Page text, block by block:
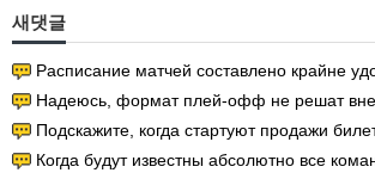
새댓글
Расписание матчей составлено крайне удобно для
Надеюсь, формат плей-офф не решат внезапно
Подскажите, когда стартуют продажи билетов на
Когда будут известны абсолютно все команды из